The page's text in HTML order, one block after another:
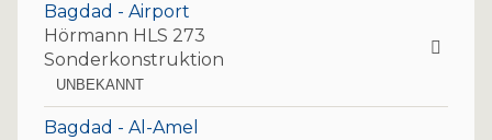
Bagdad - Airport
Hörmann HLS 273
Sonderkonstruktion
UNBEKANNT
Bagdad - Al-Amel